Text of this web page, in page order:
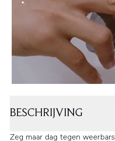
BESCHRIJVING
Zeg maar dag tegen